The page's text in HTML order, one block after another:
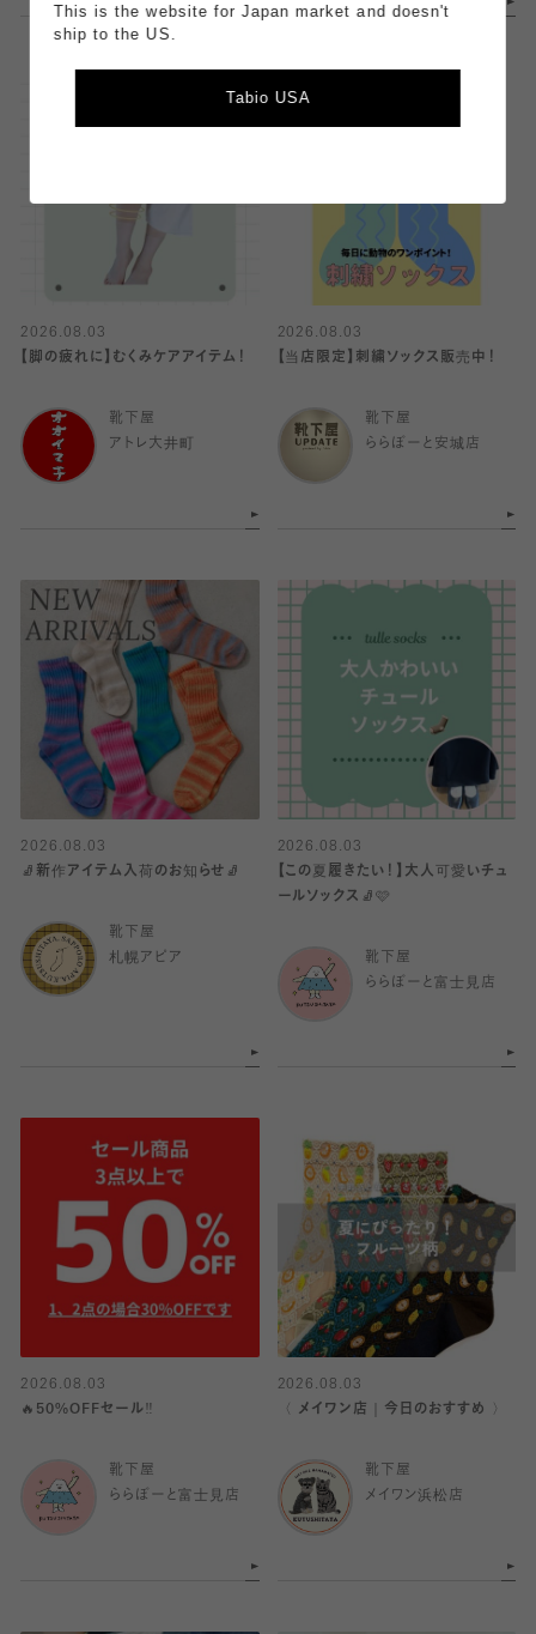
2026.08.03
【脚の疲れに】むくみケアアイテム！
靴下屋
アトレ大井町
2026.08.03
【当店限定】刺繍ソックス販売中！
靴下屋
ららぽーと安城店
2026.08.03
🧦新作アイテム入荷のお知らせ🧦
靴下屋
札幌アピア
2026.08.03
【この夏履きたい！】大人可愛いチュ
ールソックス🧦🩷
靴下屋
ららぽーと富士見店
2026.08.03
🔥50%OFFセール‼️
靴下屋
ららぽーと富士見店
2026.08.03
〈 メイワン店｜今日のおすすめ 〉
靴下屋
メイワン浜松店
This is the website for Japan market and doesn't
ship to the US.
Tabio USA